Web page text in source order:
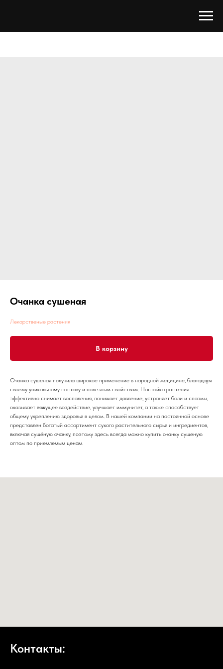
Очанка сушеная
Лекарственые растения
В корзину
Очанка сушеная получила широкое применение в народной медицине, благодаря
своему уникальному составу и полезным свойствам. Настойка растения
эффективно снимает воспаления, понижает давление, устраняет боли и спазмы,
оказывает вяжущее воздействие, улучшает иммунитет, а также способствует
общему укреплению здоровья в целом. В нашей компании на постоянной основе
представлен богатый ассортимент сухого растительного сырья и ингредиентов,
включая сушёную очанку, поэтому здесь всегда можно купить очанку сушеную
оптом по приемлемым ценам.
Контакты: